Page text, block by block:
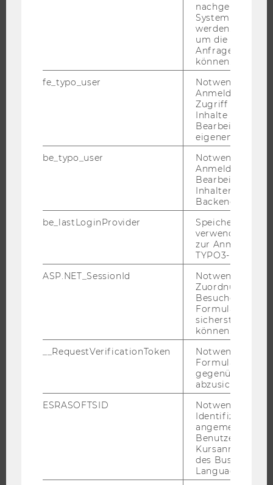
FORSCHUNGSINFRASTRUKTUR
ÜBER DIE WU
nachgelagerten
System
werden.
um die Antwort
Anfrage
können.
fe_typo_user
Notwendig für
Anmeldung und
Zugriff auf
Inhalte oder zur
Bearbeitung des
eigenen Profils.
be_typo_user
Notwendig für
Anmeldung und
Bearbeitung von
Inhalten im
Backend.
be_lastLoginProvider
Speichert die
verwendete
zur Anmeldung
TYPO3-Backend.
ASP.NET_SessionId
Notwendig, um
Zuordnung von
Besucher zu
sicherstellen zu
können.
__RequestVerificationToken
Notwendig, um
gegenüber
abzusichern.
ESRASOFTSID
Notwendig zur
Identifizierung
angemeldeten
Benutzers im
des Business
Language